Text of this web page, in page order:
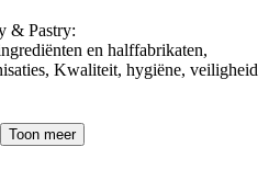
& Pastry:
en halffabrikaten,
Kwaliteit, hygiëne, veiligheid
Toon meer